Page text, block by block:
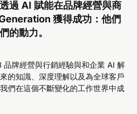
過 AI 賦能在品牌經營與商
獲得成功：他們
的動力。
品牌經營與行銷經驗與和企業 AI 解
的知識、深度理解以及為全球客戶
們在這個不斷變化的工作世界中成